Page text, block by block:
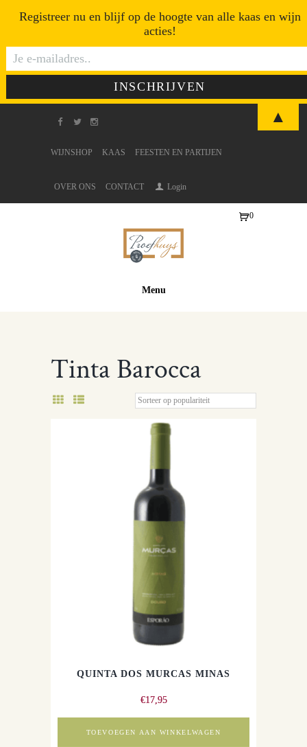
WIJNSHOP KAAS FEESTEN EN PARTIJEN
OVER ONS CONTACT Login
Menu
0
Tinta Barocca
QUINTA DOS MURCAS MINAS
€17,95
TOEVOEGEN AAN WINKELWAGEN
Registreer nu en blijf op de hoogte van alle kaas en wijn
acties!
▲